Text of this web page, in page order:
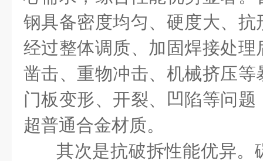
钢具备密度均匀、硬度大、
经过整体调质、加固焊接处
凿击、重物冲击、机械挤压
门板变形、开裂、凹陷等问
超普通合金材质。
其次是抗破拆性能优异。